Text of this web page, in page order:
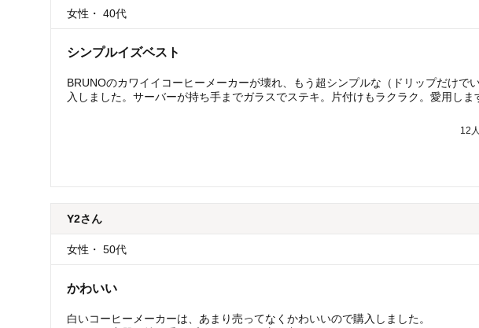
女性 ・ 40代
シンプルイズベスト
BRUNOのカワイイコーヒーメーカーが壊れ、もう超シンプルな（ドリップだけで
入しました。サーバーが持ち手までガラスでステキ。片付けもラクラク。愛用しま
12
Y2さん
女性 ・ 50代
かわいい
白いコーヒーメーカーは、あまり売ってなくかわいいので購入しました。